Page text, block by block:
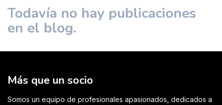
Todavía no hay publicaciones
en el blog.
Más que un socio
Somos un equipo de profesionales apasionados, dedicados a